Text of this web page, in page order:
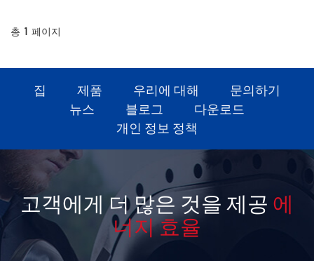
뿐만 아니라 각 스테이지의 낮은
다 안정적이고 에너지 절약적인
작동이 가능합니다. 직경과 저속.
다 안정적이고 에너지 절약적인
작동이 가능합니다. 직경과 저속.
총 1 페이지
집 제품 우리에 대해
문의하기
뉴스
블로그
다운로드
개인 정보 정책
고객에게 더 많은 것을 제공 에
너지 효율